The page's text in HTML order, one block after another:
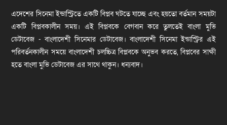
এদেশের সিনেমা ইন্ডাস্ট্রিতে একটি বিপ্লব ঘটতে যাচ্ছে এবং হয়তো বর্তমান সময়টা
একটি বিপ্লবকালীন সময়। এই বিপ্লবকে বেগবান করে তুলতেই বাংলা মুভি
ডেটাবেজ - বাংলাদেশী সিনেমার ডেটাবেজ। বাংলাদেশী সিনেমা ইন্ডাস্ট্রির এই
পরিবর্তনকালীন সময়ে বাংলাদেশী চলচ্চিত্র বিপ্লবকে অনুভব করতে, বিপ্লবের সাক্ষী
হতে বাংলা মুভি ডেটাবেজ এর সাথে থাকুন। ধন্যবাদ।